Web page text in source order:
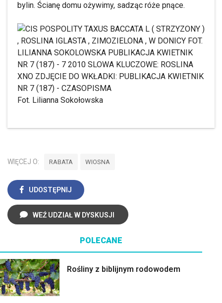
bylin. Ścianę domu ożywimy, sadząc róże pnące.
Fot. Lilianna Sokołowska
WIĘCEJ O: RABATA WIOSNA
UDOSTĘPNIJ
WEŹ UDZIAŁ W DYSKUSJI
POLECANE
Rośliny z biblijnym rodowodem